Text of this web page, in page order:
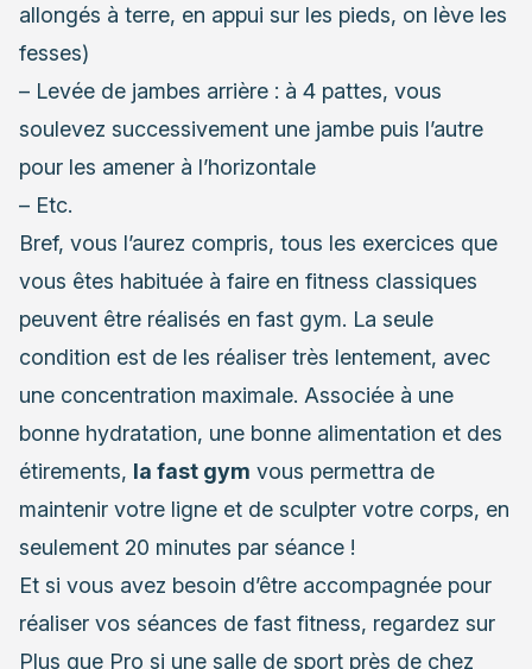
allongés à terre, en appui sur les pieds, on lève les
fesses)
– Levée de jambes arrière : à 4 pattes, vous
soulevez successivement une jambe puis l’autre
pour les amener à l’horizontale
– Etc.
Bref, vous l’aurez compris, tous les exercices que
vous êtes habituée à faire en fitness classiques
peuvent être réalisés en fast gym. La seule
condition est de les réaliser très lentement, avec
une concentration maximale. Associée à une
bonne hydratation, une bonne alimentation et des
étirements, la fast gym vous permettra de
maintenir votre ligne et de sculpter votre corps, en
seulement 20 minutes par séance !
Et si vous avez besoin d’être accompagnée pour
réaliser vos séances de fast fitness, regardez sur
Plus que Pro si une salle de sport près de chez